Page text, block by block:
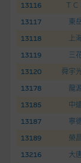
13116
Ｔ
13117
東
13118
上
13119
三
13120
舜宇
13178
龍
13185
中
13187
寧
13189
榮
13216
大
整、合時及準
錯誤、失實、遺
或損毀，亦一概
本使用條款的所
無法收回部份或
表現並不反映未